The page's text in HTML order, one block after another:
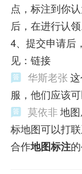
点，标注到你
后，在进行认领
4、提交申请后
见：链接
华斯老张
服，他们应该
莫依非 地
标地图可以打
合作地图标注的